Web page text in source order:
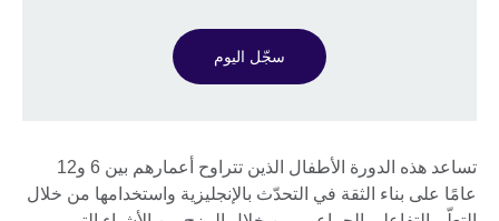
سجّل اليوم
تساعد هذه الدورة الأطفال الذين تتراوح أعمارهم بين 6 و12
عامًا على بناء الثقة في التحدّث بالإنجليزية واستخدامها من خلال